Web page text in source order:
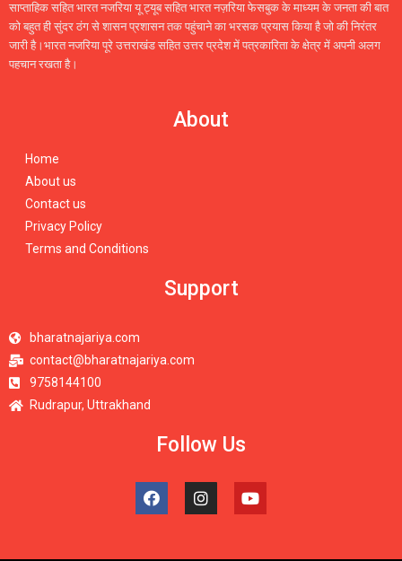
साप्ताहिक सहित भारत नजरिया यू ट्यूब सहित भारत नज़रिया फेसबुक के माध्यम के जनता की बात
को बहुत ही सुंदर ठंग से शासन प्रशासन तक पहुंचाने का भरसक प्रयास किया है जो की निरंतर
जारी है।भारत नजरिया पूरे उत्तराखंड सहित उत्तर प्रदेश में पत्रकारिता के क्षेत्र में अपनी अलग
पहचान रखता है।
About
Home
About us
Contact us
Privacy Policy
Terms and Conditions
Support
bharatnajariya.com
contact@bharatnajariya.com
9758144100
Rudrapur, Uttrakhand
Follow Us